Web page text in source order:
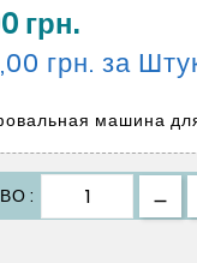
грн.
грн. за
машина
: